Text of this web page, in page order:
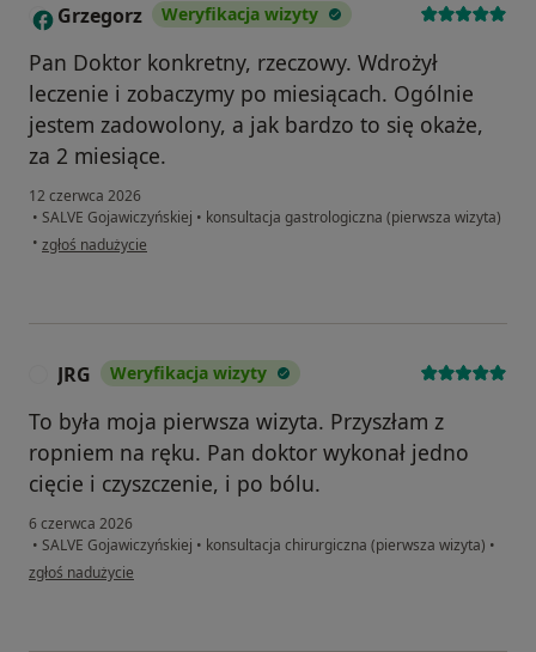
G Grzegorz Weryfikacja wizyty
Pan Doktor konkretny, rzeczowy. Wdrożył
leczenie i zobaczymy po miesiącach. Ogólnie
jestem zadowolony, a jak bardzo to się okaże,
za 2 miesiące.
12 czerwca 2026
• SALVE Gojawiczyńskiej • konsultacja gastrologiczna (pierwsza wizyta)
• w opinii użytkownika Grzegorz
zgłoś nadużycie
JRG Weryfikacja wizyty
To była moja pierwsza wizyta. Przyszłam z
ropniem na ręku. Pan doktor wykonał jedno
cięcie i czyszczenie, i po bólu.
6 czerwca 2026
• SALVE Gojawiczyńskiej • konsultacja chirurgiczna (pierwsza wizyta) •
w opinii użytkownika JRG
zgłoś nadużycie